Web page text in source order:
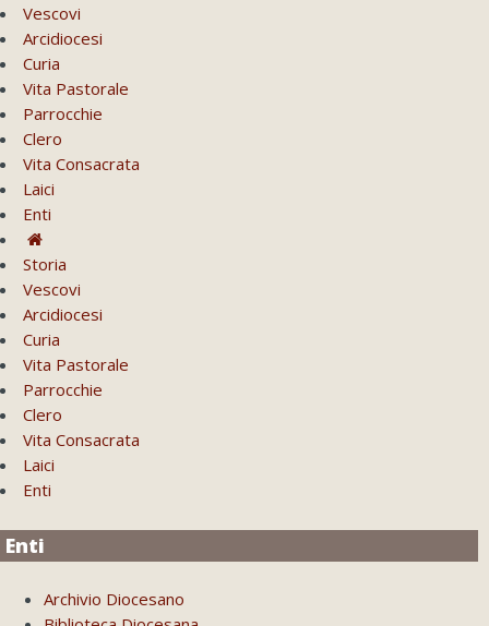
Vescovi
Arcidiocesi
Curia
Vita Pastorale
Parrocchie
Clero
Vita Consacrata
Laici
Enti
Storia
Vescovi
Arcidiocesi
Curia
Vita Pastorale
Parrocchie
Clero
Vita Consacrata
Laici
Enti
Enti
Archivio Diocesano